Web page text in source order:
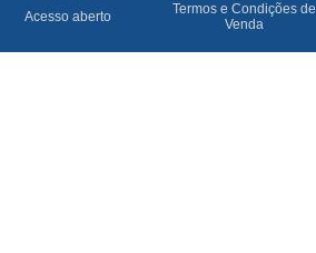
Acesso aberto
Termos e Condições de
Venda